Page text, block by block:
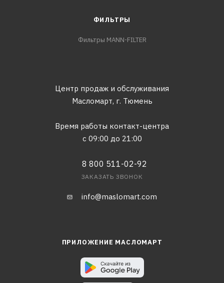
ФИЛЬТРЫ
Фильтры MANN-FILTER
Центр продаж и обслуживания
Масломарт, г. Тюмень
Время работы контакт-центра
с 09:00 до 21:00
8 800 511-02-92
ЗАКАЗАТЬ ЗВОНОК
info@maslomart.com
ПРИЛОЖЕНИЕ МАСЛОМАРТ